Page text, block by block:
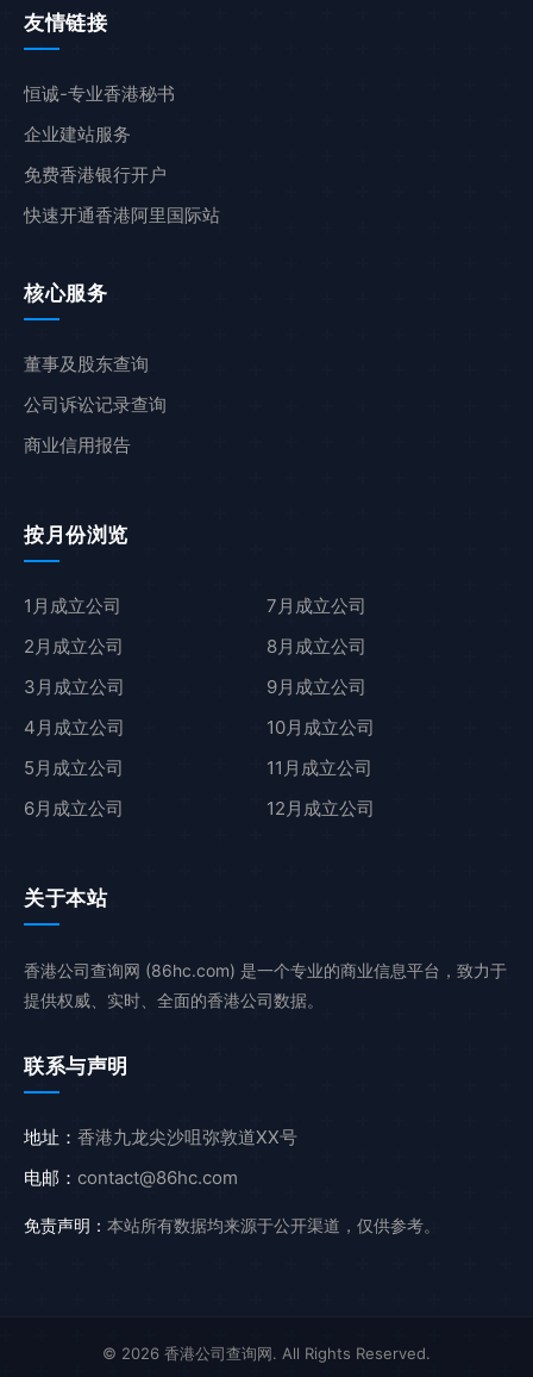
友情链接
恒诚-专业香港秘书
企业建站服务
免费香港银行开户
快速开通香港阿里国际站
核心服务
董事及股东查询
公司诉讼记录查询
商业信用报告
按月份浏览
1月成立公司
2月成立公司
3月成立公司
4月成立公司
5月成立公司
6月成立公司
7月成立公司
8月成立公司
9月成立公司
10月成立公司
11月成立公司
12月成立公司
关于本站
香港公司查询网 (86hc.com) 是一个专业的商业信息平台，致力于
提供权威、实时、全面的香港公司数据。
联系与声明
地址： 香港九龙尖沙咀弥敦道XX号
电邮： contact@86hc.com
免责声明： 本站所有数据均来源于公开渠道，仅供参考。
© 2026 香港公司查询网. All Rights Reserved.